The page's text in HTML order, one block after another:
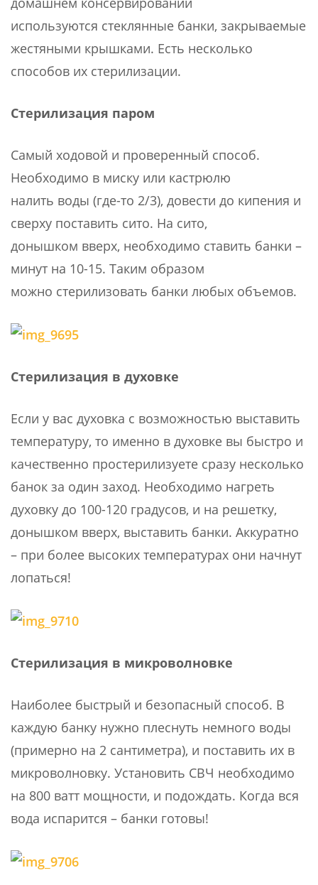
используются стеклянные банки, закрываемые
жестяными крышками. Есть несколько
способов их стерилизации.
Стерилизация паром
Самый ходовой и проверенный способ.
Необходимо в миску или кастрюлю
налить воды (где-то 2/3), довести до кипения и
сверху поставить сито. На сито,
донышком вверх, необходимо ставить банки –
минут на 10-15. Таким образом
можно стерилизовать банки любых объемов.
Стерилизация в духовке
Если у вас духовка с возможностью выставить
температуру, то именно в духовке вы быстро и
качественно простерилизуете сразу несколько
банок за один заход. Необходимо нагреть
духовку до 100-120 градусов, и на решетку,
донышком вверх, выставить банки. Аккуратно
– при более высоких температурах они начнут
лопаться!
Стерилизация в микроволновке
Наиболее быстрый и безопасный способ. В
каждую банку нужно плеснуть немного воды
(примерно на 2 сантиметра), и поставить их в
микроволновку. Установить СВЧ необходимо
на 800 ватт мощности, и подождать. Когда вся
вода испарится – банки готовы!